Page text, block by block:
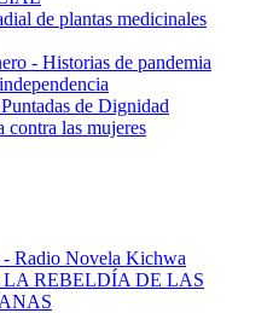
de plantas medicinales
- Historias de pandemia
de Dignidad
contra las mujeres
Radio Novela Kichwa
REBELDÍA DE LAS